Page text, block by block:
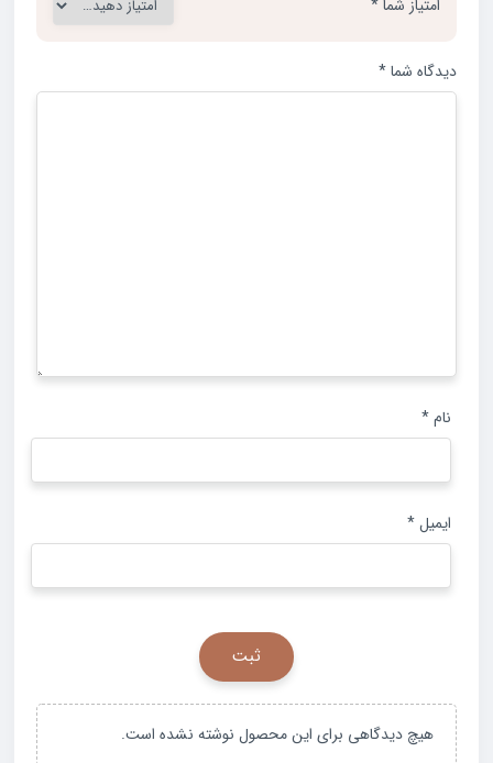
امتیاز شما*
دیدگاه شما*
نام*
ایمیل*
هیچ دیدگاهی برای این محصول نوشته نشده است.